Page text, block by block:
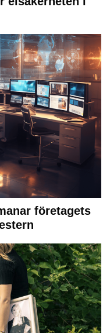
företagets